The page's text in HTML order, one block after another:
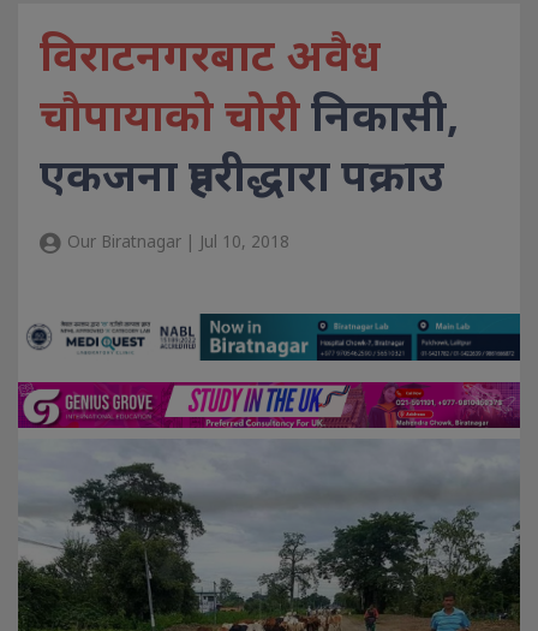
विराटनगरबाट अवैध
चौपायाको चोरीनिकासी,
एकजना प्रहरीद्धारा पक्राउ
Our Biratnagar | Jul 10, 2018